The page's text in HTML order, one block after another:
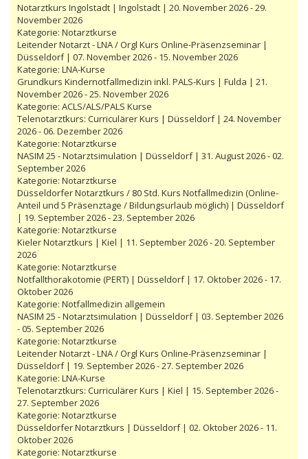
Notarztkurs Ingolstadt | Ingolstadt | 20. November 2026 - 29.
November 2026
Kategorie: Notarztkurse
Leitender Notarzt - LNA / Orgl Kurs Online-Präsenzseminar |
Düsseldorf | 07. November 2026 - 15. November 2026
Kategorie: LNA-Kurse
Grundkurs Kindernotfallmedizin inkl. PALS-Kurs | Fulda | 21.
November 2026 - 25. November 2026
Kategorie: ACLS/ALS/PALS Kurse
Telenotarztkurs: Curriculärer Kurs | Düsseldorf | 24. November
2026 - 06. Dezember 2026
Kategorie: Notarztkurse
NASIM 25 - Notarztsimulation | Düsseldorf | 31. August 2026 - 02.
September 2026
Kategorie: Notarztkurse
Düsseldorfer Notarztkurs / 80 Std. Kurs Notfallmedizin (Online-
Anteil und 5 Präsenztage / Bildungsurlaub möglich) | Düsseldorf
| 19. September 2026 - 23. September 2026
Kategorie: Notarztkurse
Kieler Notarztkurs | Kiel | 11. September 2026 - 20. September
2026
Kategorie: Notarztkurse
Notfallthorakotomie (PERT) | Düsseldorf | 17. Oktober 2026 - 17.
Oktober 2026
Kategorie: Notfallmedizin allgemein
NASIM 25 - Notarztsimulation | Düsseldorf | 03. September 2026
- 05. September 2026
Kategorie: Notarztkurse
Leitender Notarzt - LNA / Orgl Kurs Online-Präsenzseminar |
Düsseldorf | 19. September 2026 - 27. September 2026
Kategorie: LNA-Kurse
Telenotarztkurs: Curriculärer Kurs | Kiel | 15. September 2026 -
27. September 2026
Kategorie: Notarztkurse
Düsseldorfer Notarztkurs | Düsseldorf | 02. Oktober 2026 - 11.
Oktober 2026
Kategorie: Notarztkurse